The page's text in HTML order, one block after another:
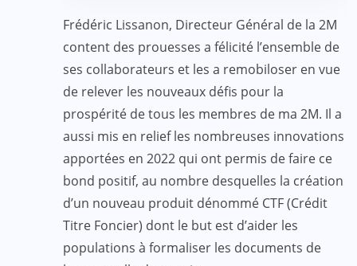
Frédéric Lissanon, Directeur Général de la 2M
content des prouesses a félicité l’ensemble de
ses collaborateurs et les a remobiloser en vue
de relever les nouveaux défis pour la
prospérité de tous les membres de ma 2M. Il a
aussi mis en relief les nombreuses innovations
apportées en 2022 qui ont permis de faire ce
bond positif, au nombre desquelles la création
d’un nouveau produit dénommé CTF (Crédit
Titre Foncier) dont le but est d’aider les
populations à formaliser les documents de